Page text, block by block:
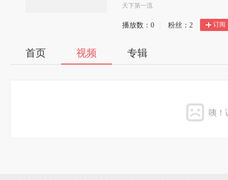
天下第一流
播放数： 0 粉丝： 2 订阅
首页 视频 专辑
咦！